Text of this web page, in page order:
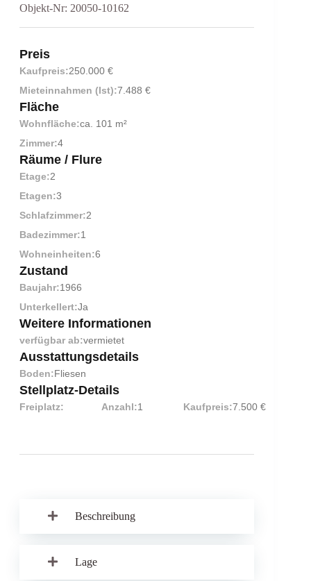
Objekt-Nr: 20050-10162
Preis
Kaufpreis:250.000 €
Mieteinnahmen (Ist):7.488 €
Fläche
Wohnfläche:ca. 101 m²
Zimmer:4
Räume / Flure
Etage:2
Etagen:3
Schlafzimmer:2
Badezimmer:1
Wohneinheiten:6
Zustand
Baujahr:1966
Unterkellert:Ja
Weitere Informationen
verfügbar ab:vermietet
Ausstattungsdetails
Boden:Fliesen
Stellplatz-Details
Freiplatz: Anzahl:1 Kaufpreis:7.500 €
Beschreibung
Lage